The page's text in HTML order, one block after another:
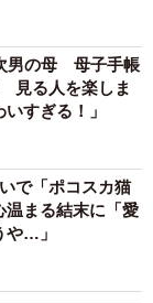
男の母 母子手帳
見る人を楽しま
すぎる！」
で「ポコスカ猫
まる結末に「愛
や…」